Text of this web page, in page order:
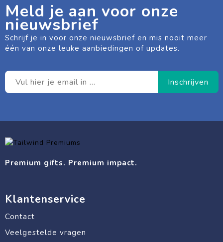
Meld je aan voor onze
nieuwsbrief
Schrijf je in voor onze nieuwsbrief en mis nooit meer
één van onze leuke aanbiedingen of updates.
Premium gifts. Premium impact.
Klantenservice
Contact
Veelgestelde vragen